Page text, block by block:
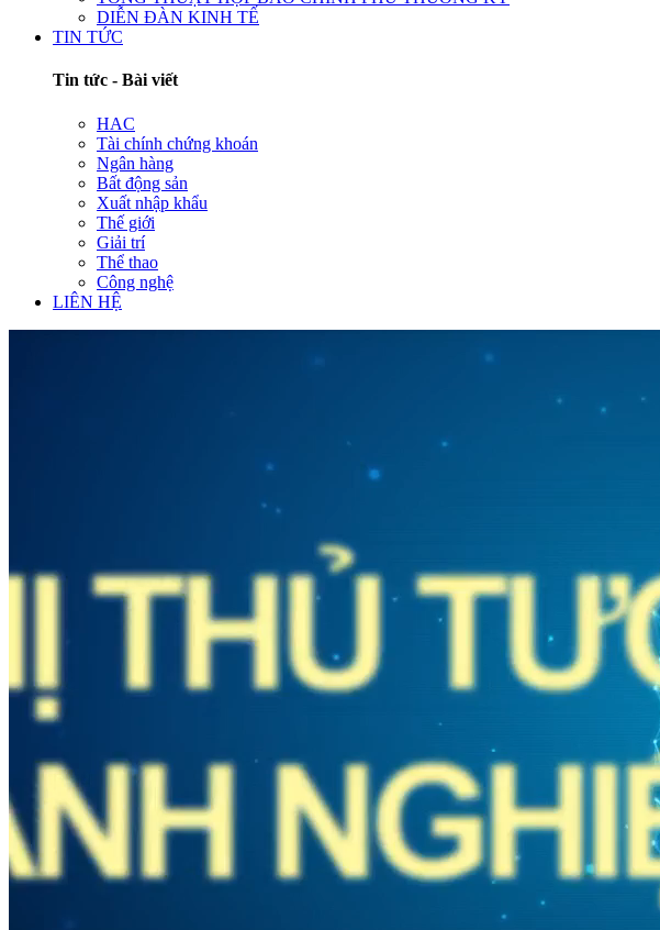
DIỄN ĐÀN KINH TẾ
TIN TỨC
Tin tức - Bài viết
HAC
Tài chính chứng khoán
Ngân hàng
Bất động sản
Xuất nhập khẩu
Thế giới
Giải trí
Thể thao
Công nghệ
LIÊN HỆ
DIỄN ĐÀN KINH TẾ
Hội nghị thủ tướng chính phủ với doanh nghiệp 2019 - P1